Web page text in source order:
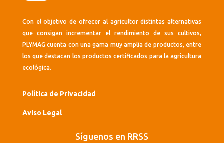
Con el objetivo de ofrecer al agricultor distintas alternativas
que consigan incrementar el rendimiento de sus cultivos,
PLYMAG cuenta con una gama muy amplia de productos, entre
los que destacan los productos certificados para la agricultura
ecológica.
Política de Privacidad
Aviso Legal
Síguenos en RRSS